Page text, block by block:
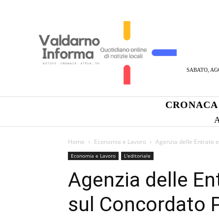
SABATO,
CRONACA
Home Economia e Lavoro Agenzia delle Entrate
Economia e Lavoro L'editoriale
Agenzia delle
sul Concordato